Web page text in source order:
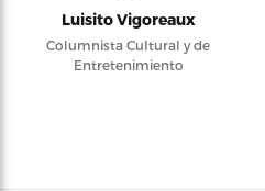
Luisito Vigoreaux
Columnista Cultural y de
Entretenimiento